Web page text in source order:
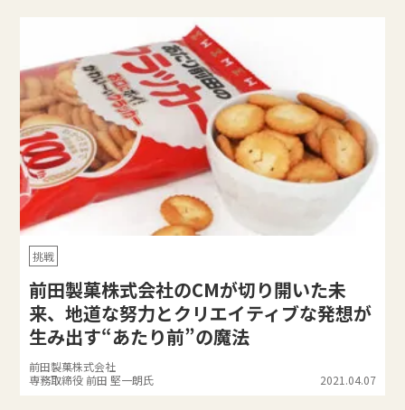
挑戦
前田製菓株式会社のCMが切り開いた未
来、地道な努力とクリエイティブな発想が
生み出す“あたり前”の魔法
前田製菓株式会社
専務取締役 前田 堅一朗氏
2021.04.07